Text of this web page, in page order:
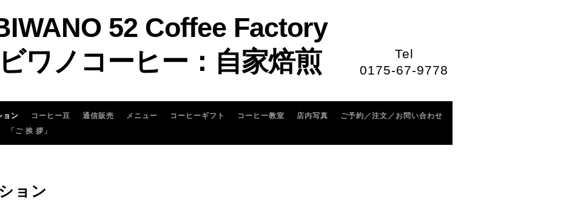
Tel
0175-67-9778
52 Coffee Factory
ビワノコーヒー：自家焙煎
ョン コーヒー豆 通信販売 メニュー コーヒーギフト コーヒー教室 店内写真
ご予約／注文／お問い合わせ
「ご 挨 拶」
ョン